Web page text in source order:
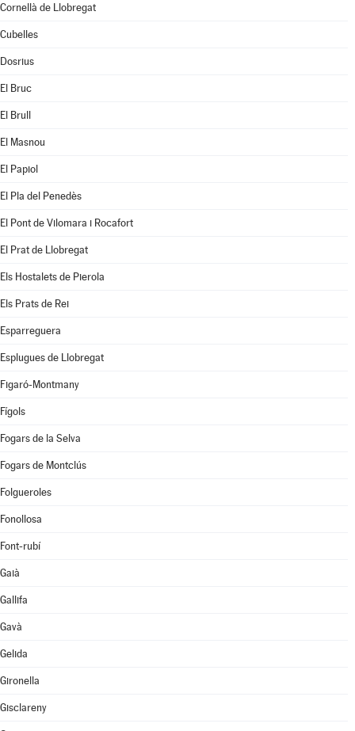
Cornellà de Llobregat
Cubelles
Dosrius
El Bruc
El Brull
El Masnou
El Papiol
El Pla del Penedès
El Pont de Vilomara i Rocafort
El Prat de Llobregat
Els Hostalets de Pierola
Els Prats de Rei
Esparreguera
Esplugues de Llobregat
Figaró-Montmany
Fígols
Fogars de la Selva
Fogars de Montclús
Folgueroles
Fonollosa
Font-rubí
Gaià
Gallifa
Gavà
Gelida
Gironella
Gisclareny